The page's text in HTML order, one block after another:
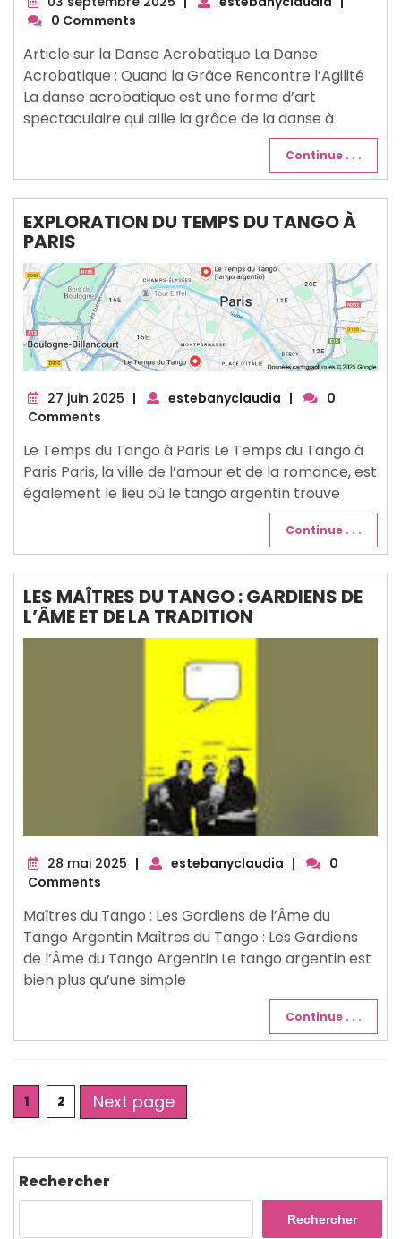
0 Comments
Article sur la Danse Acrobatique La Danse
Acrobatique : Quand la Grâce Rencontre l’Agilité
La danse acrobatique est une forme d’art
spectaculaire qui allie la grâce de la danse à
Continue . . .
EXPLORATION DU TEMPS DU TANGO À
PARIS
27 juin 2025 27
| estebanyclaudia |
0
Comments
Le Temps du Tango à Paris Le Temps du Tango à
Paris Paris, la ville de l’amour et de la romance, est
également le lieu où le tango argentin trouve
Continue . . .
LES MAÎTRES DU TANGO : GARDIENS DE
L’ÂME ET DE LA TRADITION
28 mai 2025 28
| estebanyclaudia |
0
Comments
Maîtres du Tango : Les Gardiens de l’Âme du
Tango Argentin Maîtres du Tango : Les Gardiens
de l’Âme du Tango Argentin Le tango argentin est
bien plus qu’une simple
Continue . . .
Posts
pagination
Page
1 Page
2 Next page
Rechercher
Rechercher